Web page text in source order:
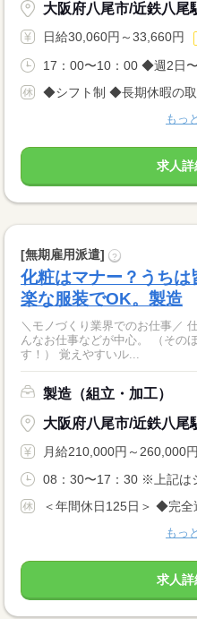
大阪府八尾市/近鉄八尾
日給30,060円～33,660円
17：00〜10：00 ◆週2日
◆シフト制 ◆長期休暇の取
もっ
求人詳
[無期雇用派遣] ?
化粧はマナー？うち
楽な服装でOK。製造
＼モノづくり業界でのお仕事／
んなお仕事などが中心。 （その
す！） 覚えやすいル...
製造（組立・加工）
大阪府八尾市/近鉄八尾
月給210,000円～260,000円
08：30〜17：30 ※上記は
＜年間休日125日＞ ◆完全
もっ
求人詳